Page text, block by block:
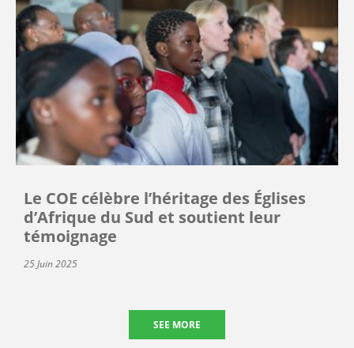
Le COE célèbre l’héritage des Églises
d’Afrique du Sud et soutient leur
témoignage
25 Juin 2025
SEE MORE